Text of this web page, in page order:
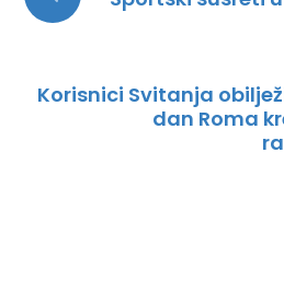
Korisnici Svitanja
dan Roma